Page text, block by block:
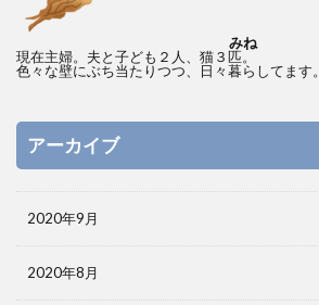
みね
現在主婦。夫と子ども２人、猫３匹。
色々な壁にぶち当たりつつ、日々暮らしてます。
アーカイブ
2020年9月
2020年8月